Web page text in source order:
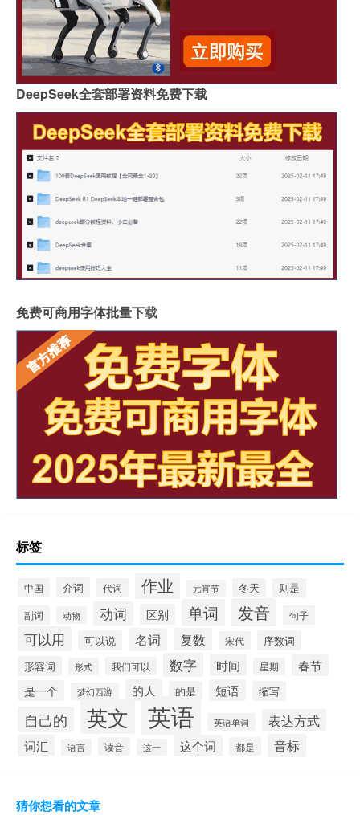
DeepSeek全套部署资料免费下载
免费可商用字体批量下载
标签
中国 介词 代词 作业 元宵节 冬天
则是
副词
动物 动词 区别 单词 发音 句子
可以用 可以说 名词 复数 宋代
序数词
形容词
形式 我们可以 数字 时间 星期 春节
是一个 梦幻西游 的人 的是 短语 缩写
自己的 英文 英语 英语单词 表达方式
词汇 语言 读音 这一 这个词 都是 音标
猜你想看的文章